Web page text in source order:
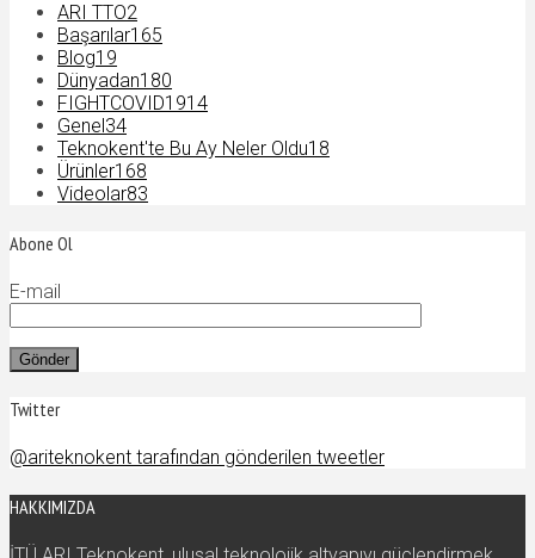
ARI TTO2
Başarılar165
Blog19
Dünyadan180
FIGHTCOVID1914
Genel 34
Teknokent'te Bu Ay Neler Oldu18
Ürünler168
Videolar83
Abone Ol
E-mail
Twitter
@ariteknokent tarafından gönderilen tweetler
HAKKIMIZDA